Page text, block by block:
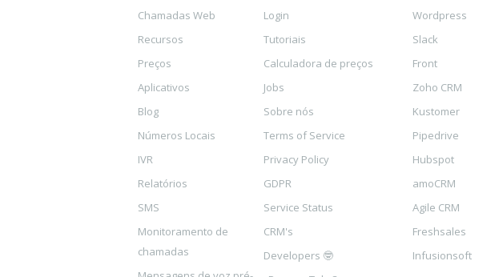
Chamadas Web
Recursos
Preços
Aplicativos
Blog
Números Locais
IVR
Relatórios
SMS
Monitoramento de
chamadas
Login
Tutoriais
Calculadora de preços
Jobs
Sobre nós
Terms of Service
Privacy Policy
GDPR
Service Status
CRM's
Developers 🤓
Wordpress
Slack
Front
Zoho CRM
Kustomer
Pipedrive
Hubspot
amoCRM
Agile CRM
Freshsales
Infusionsoft